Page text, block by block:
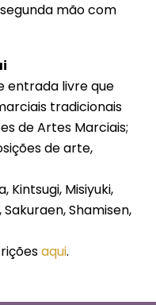
mão com
entrada livre que
tradicionais
de Artes Marciais;
de arte,
Kintsugi, Misiyuki,
Shamisen,
aqui.